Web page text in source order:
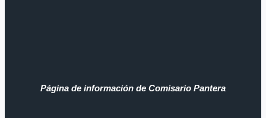
Página de información de Comisario Pantera